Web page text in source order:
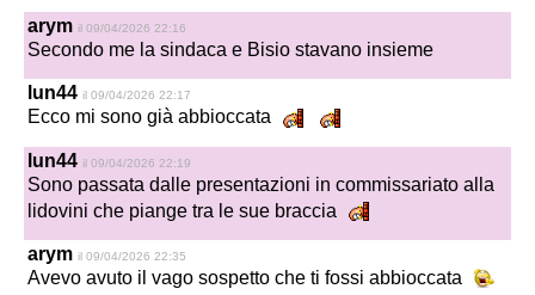
arym il 09/04/2026 22:16
Secondo me la sindaca e Bisio stavano insieme
lun44 il 09/04/2026 22:17
Ecco mi sono già abbioccata
lun44 il 09/04/2026 22:19
Sono passata dalle presentazioni in commissariato alla
lidovini che piange tra le sue braccia
arym il 09/04/2026 22:35
Avevo avuto il vago sospetto che ti fossi abbioccata